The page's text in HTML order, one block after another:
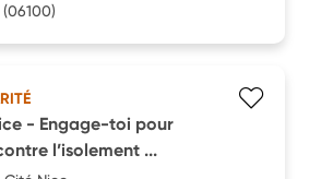
(06100)
- Engage-toi pour
l’isolement ...